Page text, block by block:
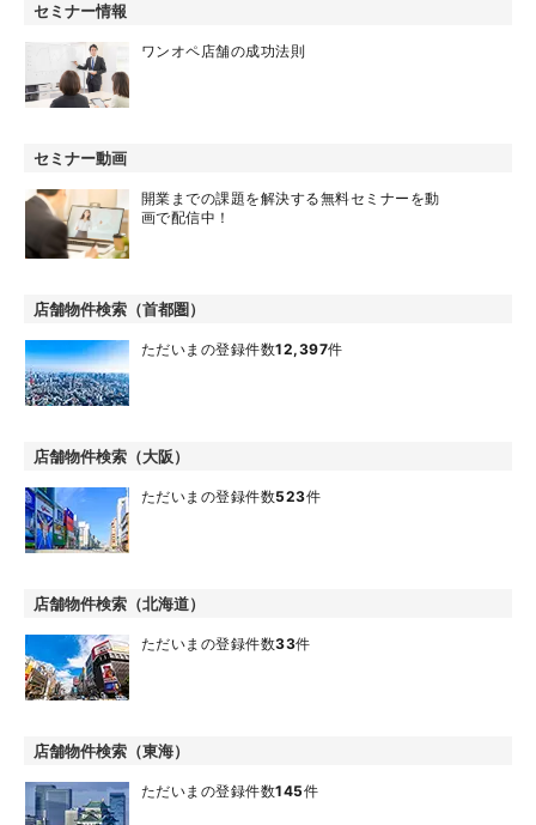
セミナー情報
ワンオペ店舗の成功法則
セミナー動画
開業までの課題を解決する無料セミナーを動
画で配信中！
店舗物件検索（首都圏）
ただいまの登録件数12,397件
店舗物件検索（大阪）
ただいまの登録件数523件
店舗物件検索（北海道）
ただいまの登録件数33件
店舗物件検索（東海）
ただいまの登録件数145件